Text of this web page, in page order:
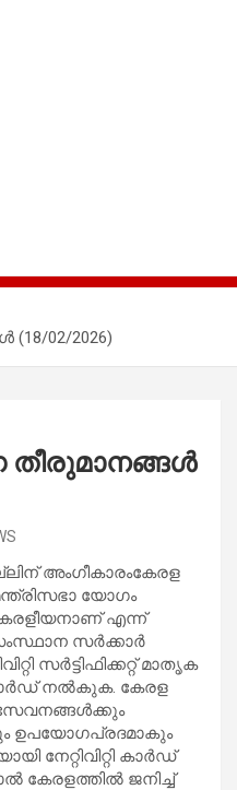
02/2026)
തീരുമാനങ്ങൾ
അംഗീകാരംകേരള
യോഗം
എന്ന്
സർക്കാർ
സർട്ടിഫിക്കറ്റ് മാതൃക
കാർഡ് നൽകുക. കേരള
നേറ്റിവിറ്റി കാർഡ്
കേരളത്തിൽ ജനിച്ച്